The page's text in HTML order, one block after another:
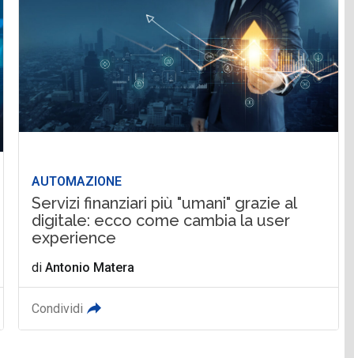
AUTOMAZIONE
Servizi finanziari più "umani" grazie al
digitale: ecco come cambia la user
experience
diAntonio Matera
Condividi